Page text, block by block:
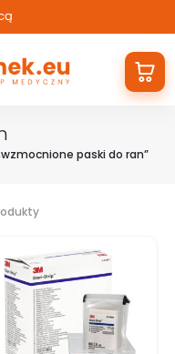
paski do ran”